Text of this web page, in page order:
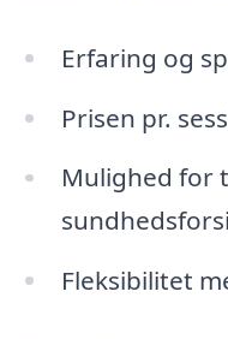
Erfaring og
Prisen pr.
Mulighed for
Fleksibilitet